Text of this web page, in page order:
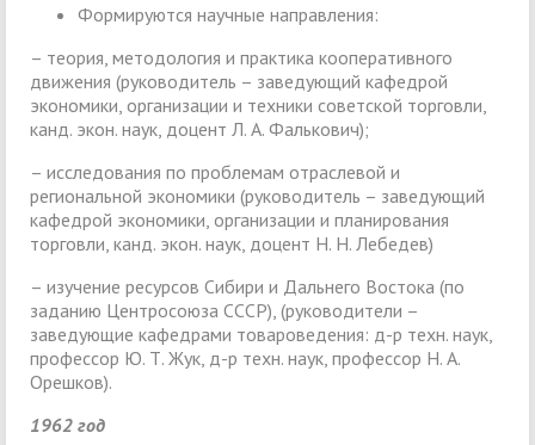
Формируются научные направления:
– теория, методология и практика кооперативного
движения (руководитель – заведующий кафедрой
экономики, организации и техники советской торговли,
канд. экон. наук, доцент Л. А. Фалькович);
– исследования по проблемам отраслевой и
региональной экономики (руководитель – заведующий
кафедрой экономики, организации и планирования
торговли, канд. экон. наук, доцент Н. Н. Лебедев)
– изучение ресурсов Сибири и Дальнего Востока (по
заданию Центросоюза СССР), (руководители –
заведующие кафедрами товароведения: д-р техн. наук,
профессор Ю. Т. Жук, д-р техн. наук, профессор Н. А.
Орешков).
1962 год